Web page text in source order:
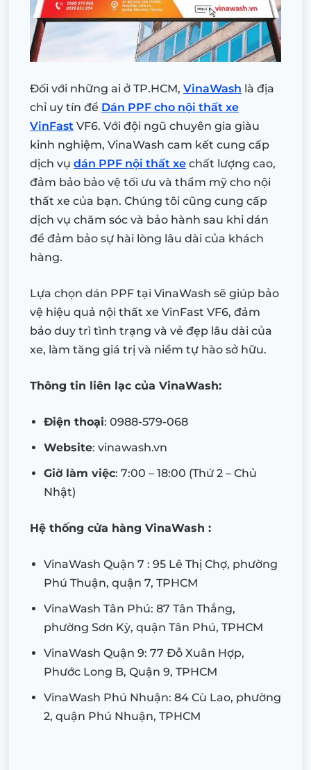
Đối với những ai ở TP.HCM, VinaWash là địa
chỉ uy tín để Dán PPF cho nội thất xe
VinFast VF6. Với đội ngũ chuyên gia giàu
kinh nghiệm, VinaWash cam kết cung cấp
dịch vụ dán PPF nội thất xe chất lượng cao,
đảm bảo bảo vệ tối ưu và thẩm mỹ cho nội
thất xe của bạn. Chúng tôi cũng cung cấp
dịch vụ chăm sóc và bảo hành sau khi dán
để đảm bảo sự hài lòng lâu dài của khách
hàng.
Lựa chọn dán PPF tại VinaWash sẽ giúp bảo
vệ hiệu quả nội thất xe VinFast VF6, đảm
bảo duy trì tình trạng và vẻ đẹp lâu dài của
xe, làm tăng giá trị và niềm tự hào sở hữu.
Thông tin liên lạc của VinaWash:
Điện thoại: 0988-579-068
Website: vinawash.vn
Giờ làm việc: 7:00 – 18:00 (Thứ 2 – Chủ
Nhật)
Hệ thống cửa hàng VinaWash :
VinaWash Quận 7 : 95 Lê Thị Chợ, phường
Phú Thuận, quận 7, TPHCM
VinaWash Tân Phú: 87 Tân Thắng,
phường Sơn Kỳ, quận Tân Phú, TPHCM
VinaWash Quận 9: 77 Đỗ Xuân Hợp,
Phước Long B, Quận 9, TPHCM
VinaWash Phú Nhuận: 84 Cù Lao, phường
2, quận Phú Nhuận, TPHCM